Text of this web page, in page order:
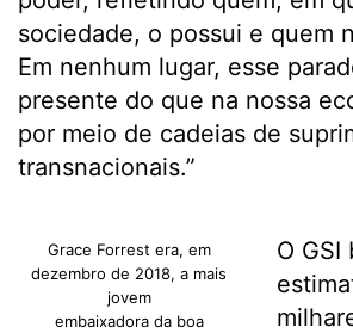
sociedade, o possui e quem
Em nenhum lugar, esse
presente do que na nossa
por meio de cadeias de
transnacionais.”
Grace Forrest era, em
dezembro de 2018, a mais
jovem
embaixadora da boa
O GSI